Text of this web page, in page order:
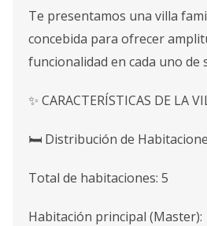
Te presentamos una villa
concebida para ofrecer
funcionalidad en cada uno de
✨ CARACTERÍSTICAS DE LA
🛏 Distribución de
Total de habitaciones: 5
Habitación principal (Master):